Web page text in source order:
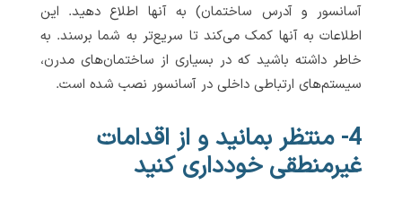
آسانسور و آدرس ساختمان) به آنها اطلاع دهید. این
اطلاعات به آنها کمک می‌کند تا سریع‌تر به شما برسند. به
خاطر داشته باشید که در بسیاری از ساختمان‌های مدرن،
سیستم‌های ارتباطی داخلی در آسانسور نصب شده است.
4- منتظر بمانید و از اقدامات
غیرمنطقی خودداری کنید